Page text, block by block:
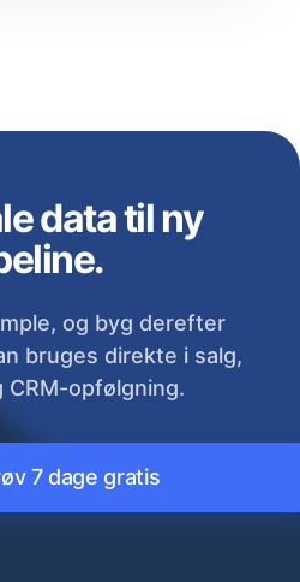
data til ny
og byg derefter
bruges direkte i salg,
CRM-opfølgning.
7 dage gratis